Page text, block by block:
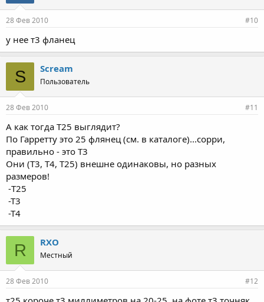
28 Фев 2010 #10
у нее т3 фланец
S Scream
Пользователь
28 Фев 2010 #11
А как тогда Т25 выглядит?
По Гарретту это 25 флянец (см. в каталоге)...сорри,
правильно - это Т3
Они (Т3, Т4, Т25) внешне одинаковы, но разных
размеров!
-T25
-T3
-T4
R RXO
Местный
28 Фев 2010 #12